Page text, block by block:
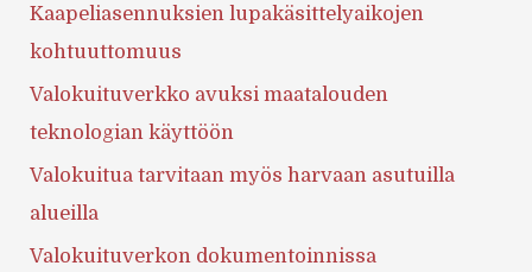
Kaapeliasennuksien lupakäsittelyaikojen
kohtuuttomuus
Valokuituverkko avuksi maatalouden
teknologian käyttöön
Valokuitua tarvitaan myös harvaan asutuilla
alueilla
Valokuituverkon dokumentoinnissa